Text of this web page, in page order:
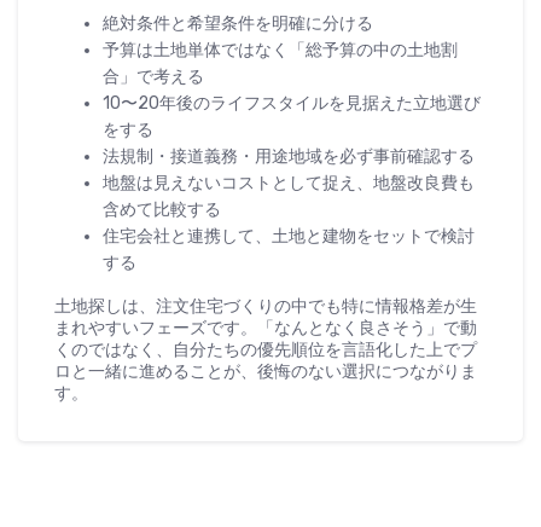
絶対条件と希望条件を明確に分ける
予算は土地単体ではなく「総予算の中の土地割
合」で考える
10〜20年後のライフスタイルを見据えた立地選び
をする
法規制・接道義務・用途地域を必ず事前確認する
地盤は見えないコストとして捉え、地盤改良費も
含めて比較する
住宅会社と連携して、土地と建物をセットで検討
する
土地探しは、注文住宅づくりの中でも特に情報格差が生
まれやすいフェーズです。「なんとなく良さそう」で動
くのではなく、自分たちの優先順位を言語化した上でプ
ロと一緒に進めることが、後悔のない選択につながりま
す。